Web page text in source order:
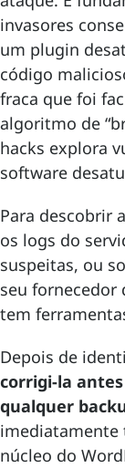
invasores
um plugin
código
fraca que foi
algoritmo de
hacks explora
software
Para descobrir
os logs do
suspeitas, ou
seu fornecedor
tem
Depois de
corrigi-la
qualquer
imediatamente
núcleo do